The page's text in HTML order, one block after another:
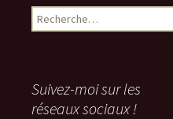
Rechercher :
Suivez-moi sur les
réseaux sociaux !